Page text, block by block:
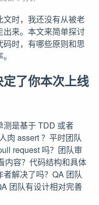
时，我还没有从被老
来。本文来简单探讨
时，有哪些原则和思
了你本次上线
测是基于 TDD 或者
肉 assert ？平时团队
request 吗？团队审
内容？代码结构和具体
解决了吗？QA 团队
团队有设计相对完善